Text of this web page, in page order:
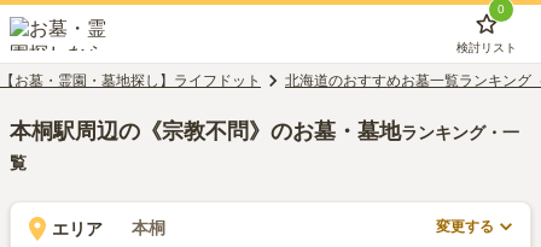
0
検討リスト
【お墓・霊園・墓地探し】ライフドット 北海道のおすすめお墓一覧ランキング
本桐駅周辺の《宗教不問》のお墓・墓地ランキング・一
覧
エリア 本桐 変更する